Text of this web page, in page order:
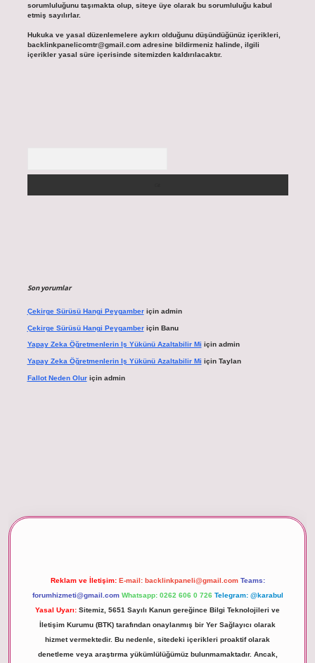
sorumluluğunu taşımakta olup, siteye üye olarak bu sorumluluğu kabul
etmiş sayılırlar.
Hukuka ve yasal düzenlemelere aykırı olduğunu düşündüğünüz içerikleri,
backlinkpanelicomtr@gmail.comadresine bildirmeniz halinde, ilgili
içerikler yasal süre içerisinde sitemizden kaldırılacaktır.
Son yorumlar
Çekirge Sürüsü Hangi Peygamberiçin admin
Çekirge Sürüsü Hangi Peygamberiçin Banu
Yapay Zeka Öğretmenlerin Iş Yükünü Azaltabilir Mi için admin
Yapay Zeka Öğretmenlerin Iş Yükünü Azaltabilir Mi için Taylan
Fallot Neden Oluriçin admin
Reklam ve İletişim: E-mail: backlinkpaneli@gmail.com Teams:
forumhizmeti@gmail.com Whatsapp: 0262 606 0 726 Telegram: @karabul
Yasal Uyarı: Sitemiz, 5651 Sayılı Kanun gereğince Bilgi Teknolojileri ve
İletişim Kurumu (BTK) tarafından onaylanmış bir Yer Sağlayıcı olarak
hizmet vermektedir. Bu nedenle, sitedeki içerikleri proaktif olarak
denetleme veya araştırma yükümlülüğümüz bulunmamaktadır. Ancak,